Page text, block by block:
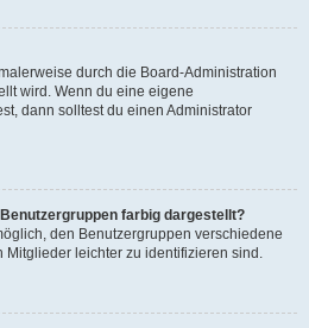
durch die Board-Administration
wird. Wenn du eine eigene
dann solltest du einen Administrator
farbig dargestellt?
den Benutzergruppen verschiedene
Mitglieder leichter zu identifizieren sind.